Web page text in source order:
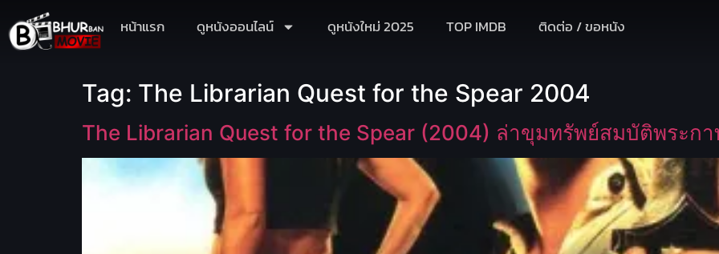
หน้าแรก ดูหนังออนไลน์ ดูหนังใหม่ 2025 TOP IMDB ติดต่อ / ขอหนัง
Tag: The Librarian Quest for the Spear 2004
The Librarian Quest for the Spear (2004) ล่าขุมทรัพย์สมบัติพระก